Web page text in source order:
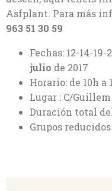
Asfplant. Para más
963 51 30 59
Fechas: 12-14-19-
julio de 2017
Horario: de 10h a
Lugar : C/
Duración total
Grupos reducidos